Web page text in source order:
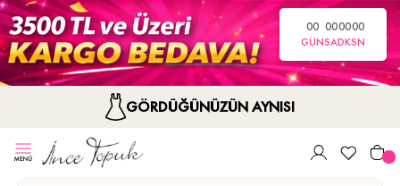
00
GÜN
00
SA
00
DK
00
SN
GÖRDÜĞÜNÜZÜN AYNISI